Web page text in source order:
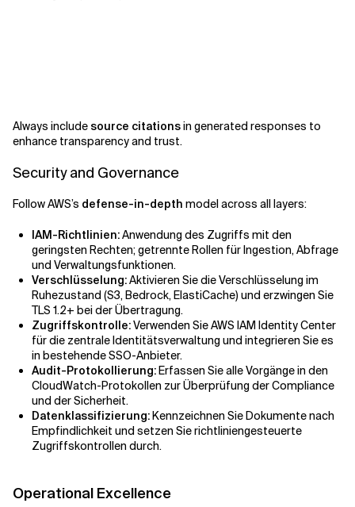
Always include source citationsin generated responses to
enhance transparency and trust.
Security and Governance
Follow AWS’s defense-in-depth model across all layers:
IAM-Richtlinien:Anwendung des Zugriffs mit den
geringsten Rechten; getrennte Rollen für Ingestion, Abfrage
und Verwaltungsfunktionen.
Verschlüsselung:Aktivieren Sie die Verschlüsselung im
Ruhezustand (S3, Bedrock, ElastiCache) und erzwingen Sie
TLS 1.2+ bei der Übertragung.
Zugriffskontrolle:Verwenden Sie AWS IAM Identity Center
für die zentrale Identitätsverwaltung und integrieren Sie es
in bestehende SSO-Anbieter.
Audit-Protokollierung:Erfassen Sie alle Vorgänge in den
CloudWatch-Protokollen zur Überprüfung der Compliance
und der Sicherheit.
Datenklassifizierung:Kennzeichnen Sie Dokumente nach
Empfindlichkeit und setzen Sie richtliniengesteuerte
Zugriffskontrollen durch.
Operational Excellence